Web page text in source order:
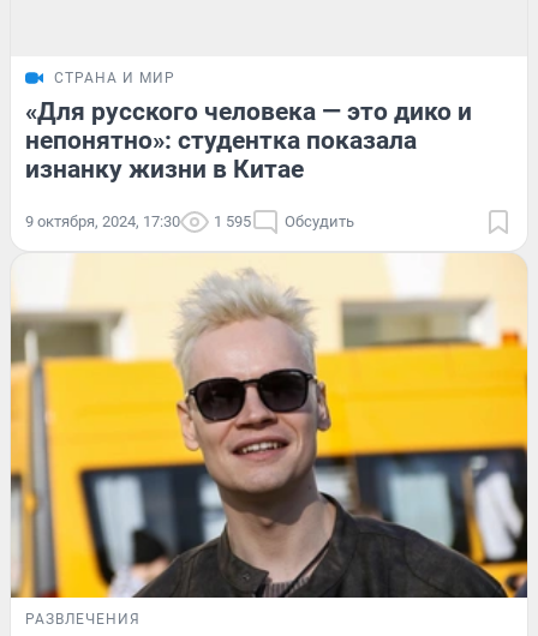
СТРАНА И МИР
«Для русского человека — это дико и
непонятно»: студентка показала
изнанку жизни в Китае
9 октября, 2024, 17:30 1 595 Обсудить
РАЗВЛЕЧЕНИЯ